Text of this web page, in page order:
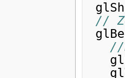
//
//